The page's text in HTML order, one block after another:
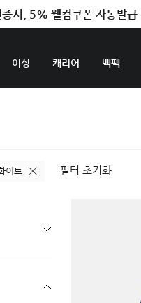
시, 5% 웰컴쿠폰 자동발급
여성 캐리어 백팩
필터 초기화
이트